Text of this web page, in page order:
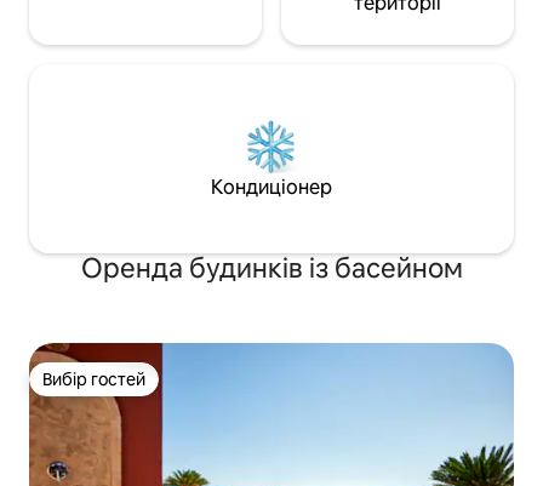
Кондиціонер
Оренда будинків із басейном
Вибір гостей
Вибір гостей